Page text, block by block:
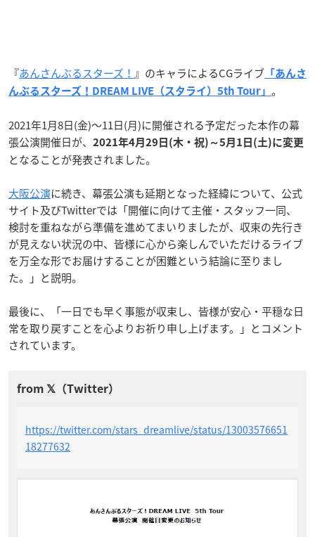
『あんさんぶるスターズ！ 』のキャラによるCGライブ 「あんさ
んぶるスターズ！DREAM LIVE（スタライ）5th Tour」 。
2021年1月8日(金)〜11日(月)に開催される予定だった本作の幕
張公演開催日が、
2021年4月29日(木・祝)～5月1日(土)に変更
となることが発表されました。
大阪公演に続き、幕張公演も延期となった経緯について、公式
サイト及びTwitterでは「開催に向けて主催・スタッフ一同、
検討を重ねながら準備を進めてまいりましたが、収束の先行き
が見えない状況の中、皆様に心から楽しんでいただけるライブ
を万全な形でお届けすることが困難という結論に至りまし
た。」と説明。
最後に、「一日でも早く事態が収束し、皆様が安心・平穏な日
常を取り戻すことを心よりお祈り申し上げます。」とコメント
されています。
https://twitter.com/stars_dreamlive/status/13003576651
18277632